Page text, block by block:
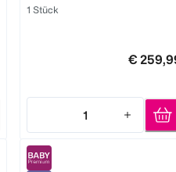
1 Stück
€
1
Quantity: 1